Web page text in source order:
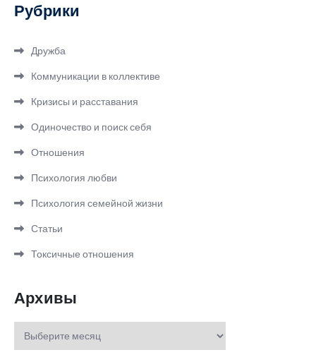
Рубрики
Дружба
Коммуникации в коллективе
Кризисы и расставания
Одиночество и поиск себя
Отношения
Психология любви
Психология семейной жизни
Статьи
Токсичные отношения
Архивы
Архивы